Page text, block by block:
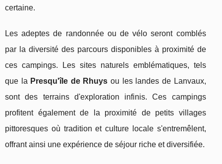
certaine.
Les adeptes de randonnée ou de vélo seront comblés
par la diversité des parcours disponibles à proximité de
ces campings. Les sites naturels emblématiques, tels
que la Presqu'île de Rhuys ou les landes de Lanvaux,
sont des terrains d'exploration infinis. Ces campings
profitent également de la proximité de petits villages
pittoresques où tradition et culture locale s'entremêlent,
offrant ainsi une expérience de séjour riche et diversifiée.